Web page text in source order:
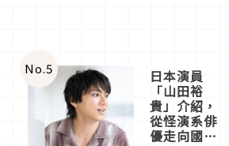
No.5 日本演員
「山田裕
貴」介紹，
從怪演系俳
優走向國民